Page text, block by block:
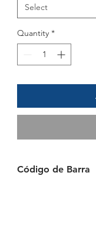
Select
Quantity *
Código de Barra